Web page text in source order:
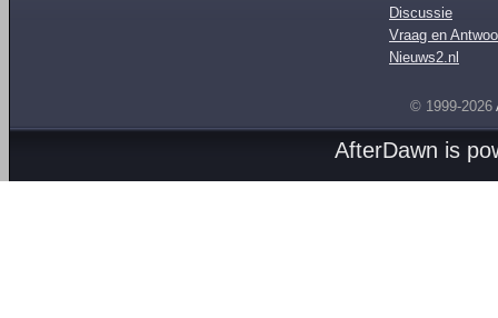
Discussie
Vraag en
Nieuws2.nl
© 1999-2026
AfterDawn is